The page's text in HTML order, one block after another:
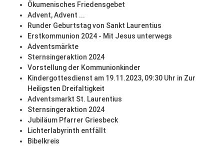
Ökumenisches Friedensgebet
Advent, Advent ...
Runder Geburtstag von Sankt Laurentius
Erstkommunion 2024 - Mit Jesus unterwegs
Adventsmärkte
Sternsingeraktion 2024
Vorstellung der Kommunionkinder
Kindergottesdienst am 19.11.2023, 09:30 Uhr in Zur
Heiligsten Dreifaltigkeit
Adventsmarkt St. Laurentius
Sternsingeraktion 2024
Jubiläum Pfarrer Griesbeck
Lichterlabyrinth entfällt
Bibelkreis